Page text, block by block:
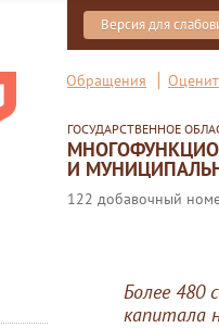
Версия для
Обращения
ГОСУДАРСТВЕННОЕ
И
122 добавочный
Более 480
капитала